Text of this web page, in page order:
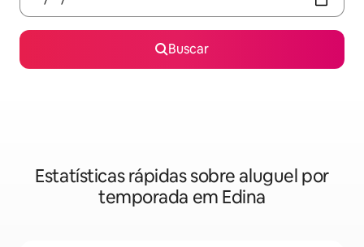
Buscar
Estatísticas rápidas sobre aluguel por
temporada em Edina